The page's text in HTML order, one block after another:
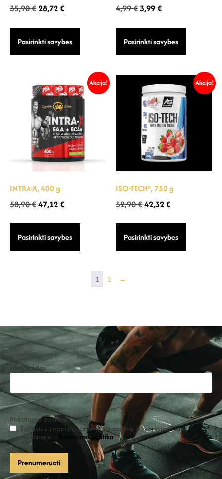
35,90€ 28,72€
Pasirinkti savybes
4,99€3,99€
Pasirinkti savybes
Akcija!
INTRA-X, 400 g
58,90€47,12€
Pasirinkti savybes
Akcija!
ISO-TECH®, 750 g
52,90€42,32€
Pasirinkti savybes
1 2 →
Jūsų vardas
Privatumo politika*
Sutinku su mano duomenų saugojimu ir tvarkymu šioje
svetainėje. - Privatumo politika*